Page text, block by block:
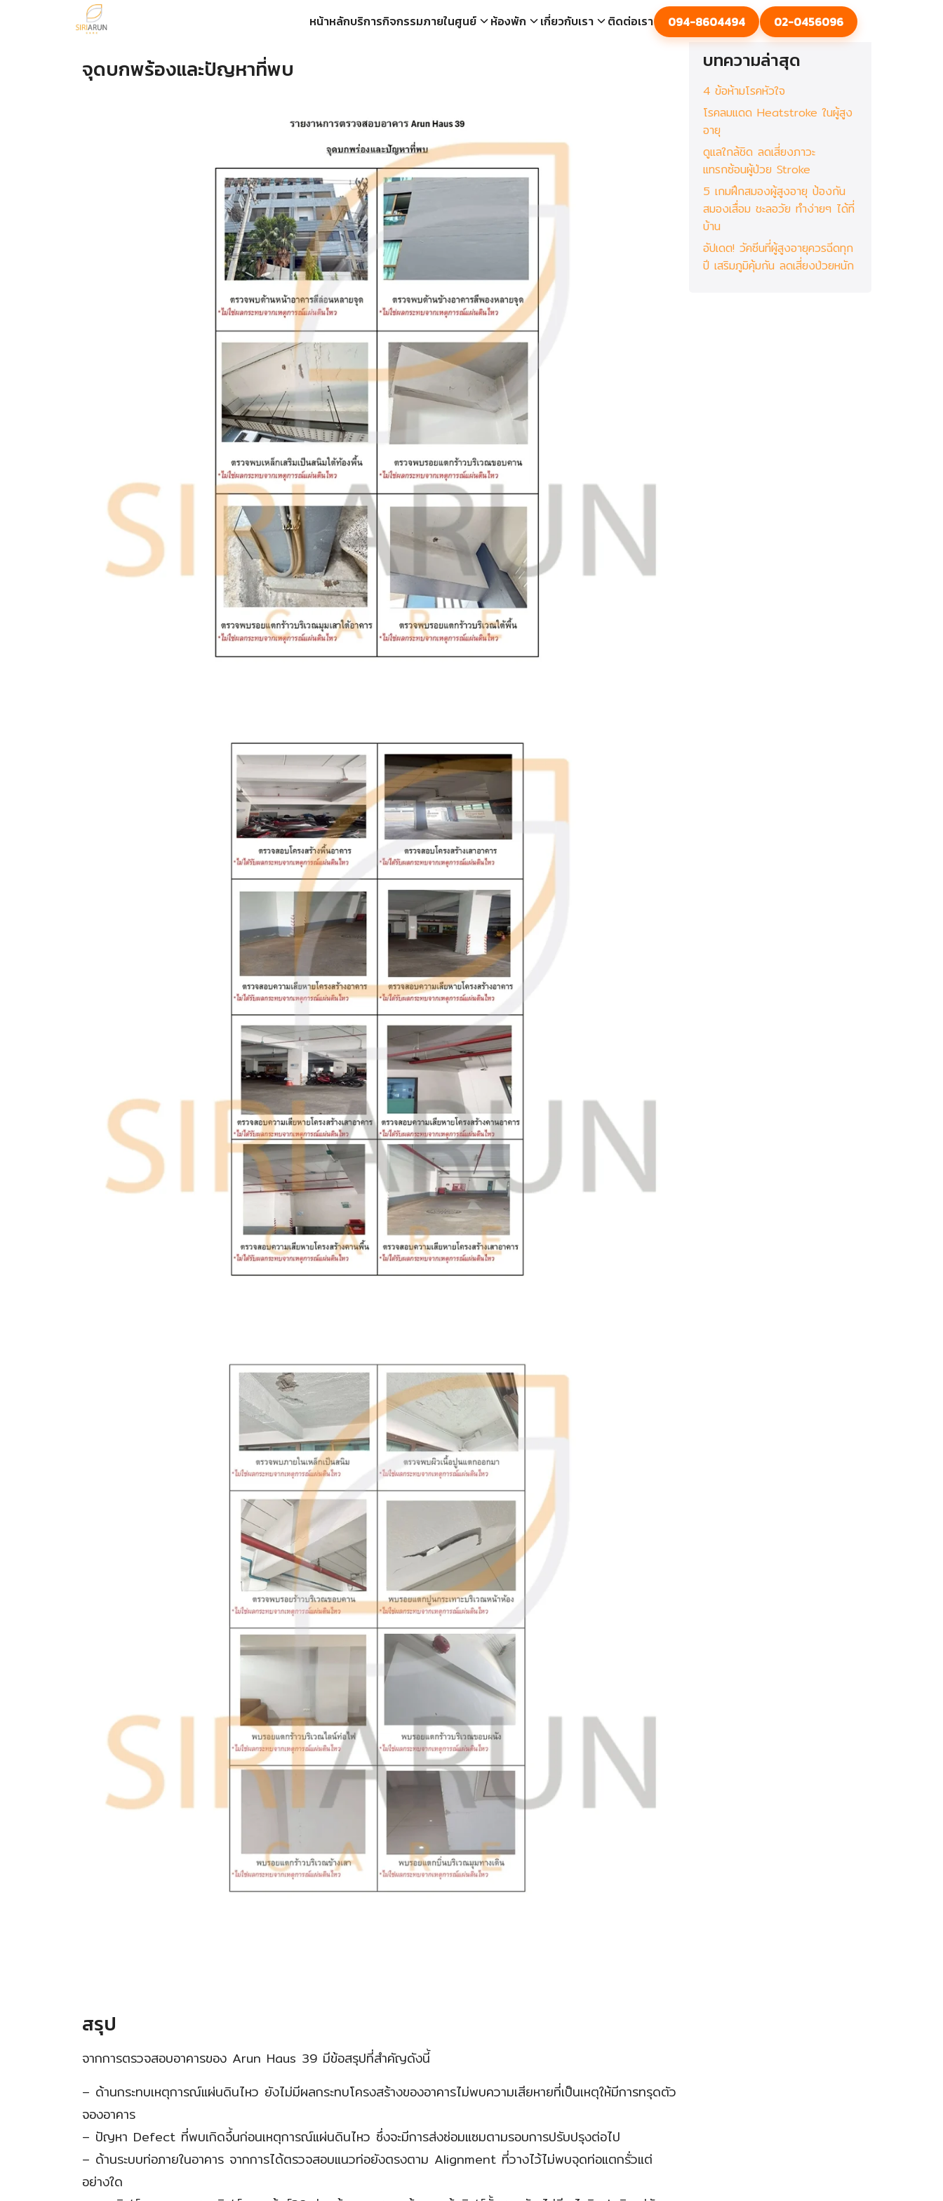
หน้าหลักบริการกิจกรรมภายในศูนย์ ห้องพัก เกี่ยวกับเรา ติดต่อเรา 094-8604494 02-0456096
รายงานการตรวจสอบอาคาร Arun Haus 39
จุดบกพร้องและปัญหาที่พบ
สรุป
จากการตรวจสอบอาคารของ Arun Haus 39 มีข้อสรุปที่สำคัญดังนี้
– ด้านกระทบเหตุการณ์แผ่นดินไหว ยังไม่มีผลกระทบโครงสร้างของอาคารไม่พบความเสียหายที่เป็นเหตุให้มีการทรุดตัว
จองอาคาร
– ปัญหา Defect ที่พบเกิดจึ้นก่อนเหตุการณ์แผ่นดินไหว ซึ่งจะมีการส่งซ่อมแซมตามรอบการปรับปรุงต่อไป
– ด้านระบบท่อภายในอาคาร จากการได้ตรวจสอบแนวท่อยังตรงตาม Alignment ที่วางไว้ไม่พบจุดท่อแตกรั่วแต่
อย่างใด
บทความล่าสุด
4 ข้อห้ามโรคหัวใจ
โรคลมแดด Heatstroke ในผู้สูง
อายุ
ดูแลใกล้ชิด ลดเสี่ยงภาวะ
แทรกซ้อนผู้ป่วย Stroke
5 เกมฝึกสมองผู้สูงอายุ ป้องกัน
สมองเสื่อม ชะลอวัย ทำง่ายๆ ได้ที่
บ้าน
อัปเดต! วัคซีนที่ผู้สูงอายุควรฉีดทุก
ปี เสริมภูมิคุ้มกัน ลดเสี่ยงป่วยหนัก